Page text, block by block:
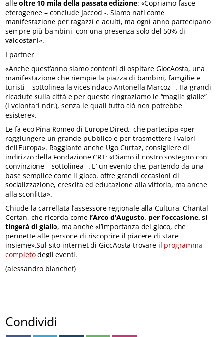
alleoltre 10 mila della passata edizione: «Copriamo fasce
eterogenee – conclude Jaccod -. Siamo nati come
manifestazione per ragazzi e adulti, ma ogni anno partecipano
sempre più bambini, con una presenza solo del 50% di
valdostani».
I partner
«Anche quest’anno siamo contenti di ospitare GiocAosta, una
manifestazione che riempie la piazza di bambini, famgilie e
turisti – sottolinea la vicesindaco Antonella Marcoz -. Ha grandi
ricadute sulla città e per questo ringraziamo le “maglie gialle”
(i volontari ndr.), senza le quali tutto ciò non potrebbe
esistere».
Le fa eco Pina Romeo di Europe Direct, che partecipa «per
raggiungere un grande pubblico e per trasmettere i valori
dell’Europa». Raggiante anche Ugo Curtaz, consigliere di
indirizzo della Fondazione CRT: «Diamo il nostro sostegno con
convinzione – sottolinea -. E’ un evento che, partendo da una
base semplice come il gioco, offre grandi occasioni di
socializzazione, crescita ed educazione alla vittoria, ma anche
alla sconfitta».
Chiude la carrellata l’assessore regionale alla Cultura, Chantal
Certan, che ricorda come l’Arco d’Augusto, per l’occasione, si
tingerà di giallo, ma anche «l’importanza del gioco, che
permette alle persone di riscoprire il piacere di stare
insieme».Sul sito internet di GiocAosta trovare il programma
completo degli eventi.
(alessandro bianchet)
Condividi